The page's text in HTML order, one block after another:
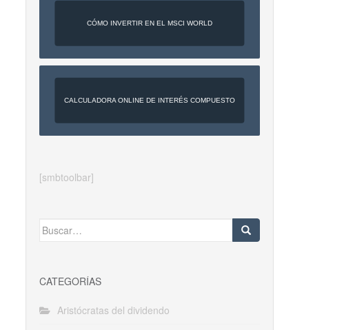
CÓMO INVERTIR EN EL MSCI WORLD
CALCULADORA ONLINE DE INTERÉS COMPUESTO
[smbtoolbar]
Buscar:
CATEGORÍAS
Aristócratas del dividendo